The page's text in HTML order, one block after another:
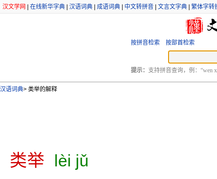
汉文学网 在线新华字典 汉语词典 成语词典 中文转拼音 文言文字典 繁体字转
按拼音检索 按部首检索
提示： 支持拼音查询，例：“wen
汉语词典> 类举的解释
类举 lèi jǔ